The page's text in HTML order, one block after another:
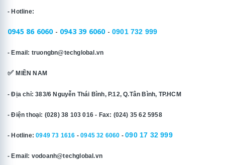
- Hotline:
0945 86 6060- 0943 39 6060-0901 732 999
- Email: truongbn@techglobal.vn
✅MIỀN NAM
- Địa chỉ: 383/6 Nguyễn Thái Bình, P.12, Q.Tân Bình, TP.HCM
- Điện thoại: (028) 38 103 016 - Fax: (024) 35 62 5958
- Hotline:0949 73 1616 -0945 32 6060 -090 17 32 999
- Email: vodoanh@techglobal.vn